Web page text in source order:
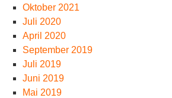
Oktober 2021
Juli 2020
April 2020
September 2019
Juli 2019
Juni 2019
Mai 2019